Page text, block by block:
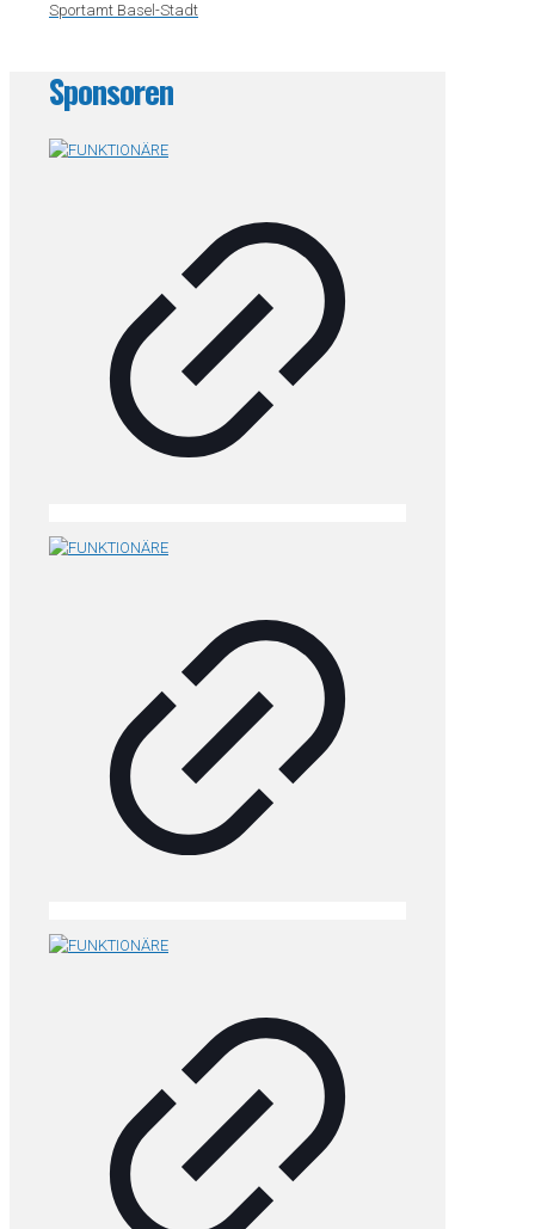
Sportamt Basel-Stadt
Sponsoren